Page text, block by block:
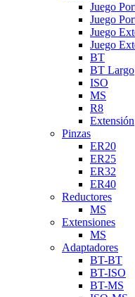
Juego
Juego
Juego
Juego
BT
BT Largo
ISO
MS
R8
Extensión
Pinzas
ER20
ER25
ER32
ER40
Reductores
MS
Extensiones
MS
Adaptadores
BT-BT
BT-ISO
BT-MS